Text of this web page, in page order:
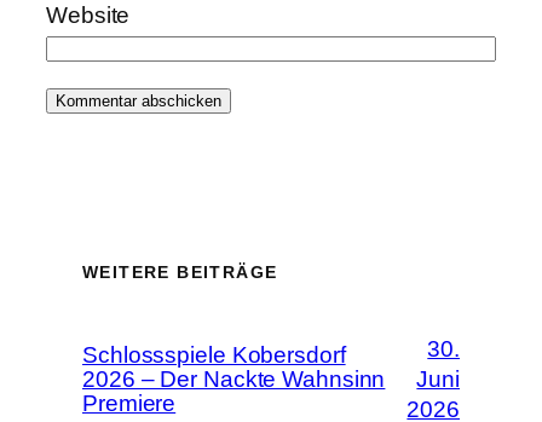
Website
WEITERE BEITRÄGE
Schlossspiele Kobersdorf
2026 – Der Nackte Wahnsinn
Premiere
30.
Juni
2026